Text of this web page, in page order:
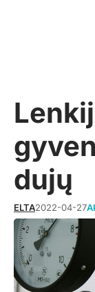
dujų
ELTA2022-04-27